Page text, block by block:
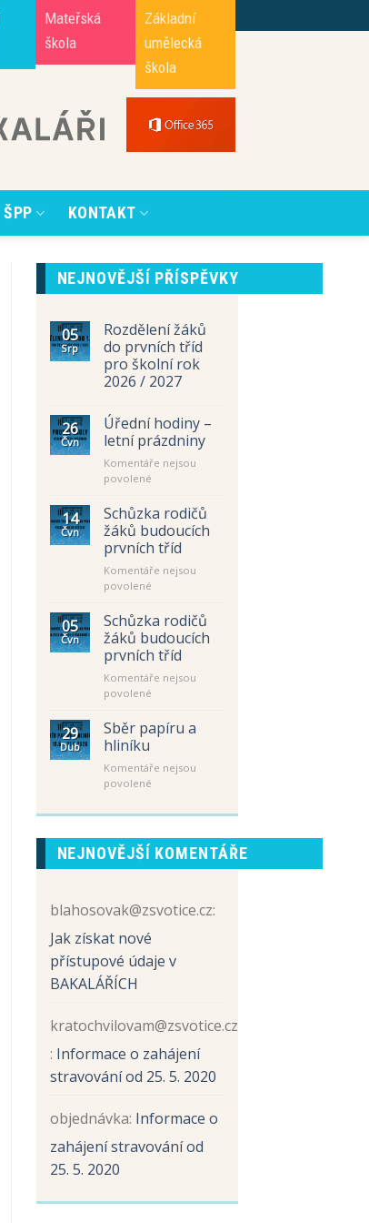
Mateřská
škola
Základní
umělecká
škola
ŠPP KONTAKT
NEJNOVĚJŠÍ PŘÍSPĚVKY
05
Srp
Rozdělení žáků
do prvních tříd
pro školní rok
2026 / 2027
26
Čvn
Úřední hodiny –
letní prázdniny
Komentáře nejsou
povolenéu
s
názvem
Úřední
hodiny
–
letní
14
Čvn
Schůzka rodičů
žáků budoucích
prvních tříd
Komentáře nejsou
povolenéu
s
názvem
Schůzka
rodičů
žáků
budoucích
tříd
05
Čvn
Schůzka rodičů
žáků budoucích
prvních tříd
Komentáře nejsou
povolenéu
s
názvem
rodičů
žáků
prvních
29
Dub
Sběr papíru a
hliníku
Komentáře nejsou
povolenéu
s
Sběr
papíru
NEJNOVĚJŠÍ KOMENTÁŘE
blahosovak@zsvotice.cz:
Jak získat nové
přístupové údaje v
BAKALÁŘÍCH
kratochvilovam@zsvotice.cz
: Informace o zahájení
stravování od 25. 5. 2020
objednávka: Informace o
zahájení stravování od
25. 5. 2020